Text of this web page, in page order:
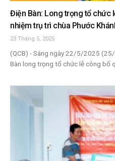
Điện Bàn: Long trọng tổ chức
nhiệm trụ trì chùa Phước
23 Tháng 5, 2025
(QCB) - Sáng ngày 22/5/2025
Bàn long trọng tổ chức lễ công bố